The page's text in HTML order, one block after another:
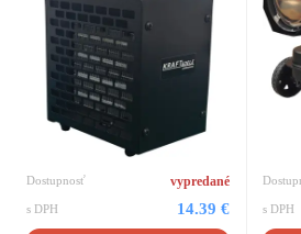
Dostupnosť vypredané
s DPH 14.39 € s DPH